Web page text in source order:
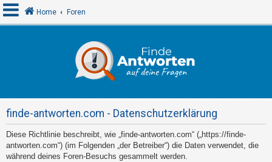
e
l
d
e
Home Foren
finde-antworten.com - Datenschutzerklärung
Diese Richtlinie beschreibt, wie „finde-antworten.com“ („https://finde-
antworten.com“) (im Folgenden „der Betreiber“) die Daten verwendet, die
während deines Foren-Besuchs gesammelt werden.